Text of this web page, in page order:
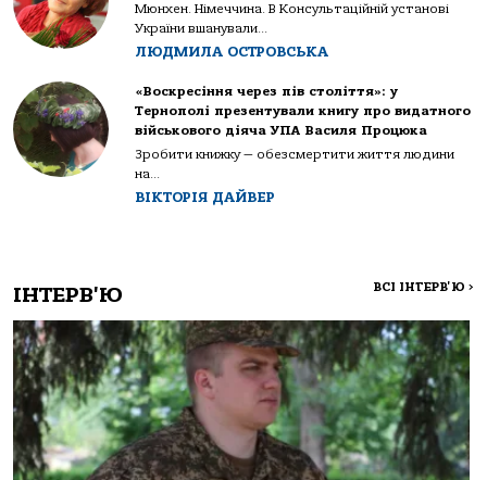
Мюнхен. Німеччина. В Консультаційній установі
України вшанували...
ЛЮДМИЛА ОСТРОВСЬКА
«Воскресіння через пів століття»: у
Тернополі презентували книгу про видатного
військового діяча УПА Василя Процюка
Зробити книжку — обезсмертити життя людини
на...
ВІКТОРІЯ ДАЙВЕР
ІНТЕРВ'Ю ВСІ ІНТЕРВ'Ю >